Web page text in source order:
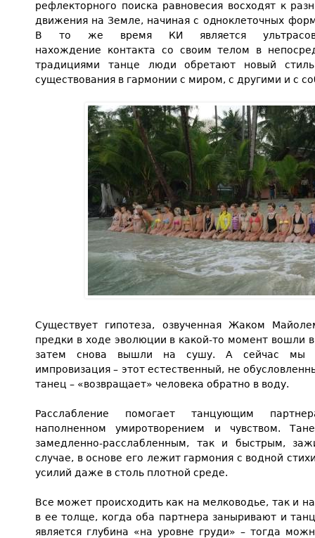
рефлекторного поиска равновесия восходят к
движения на Земле, начиная с одноклеточных
В то же время КИ является
нахождение контакта со своим телом в
традициями танце люди обретают новый
существования в гармонии с миром, с другими и с
Существует гипотеза, озвученная Жаком
предки в ходе эволюции в какой-то момент вошли
затем снова вышли на сушу. А сейчас мы
импровизация – этот естественный, не
танец – «возвращает» человека обратно в воду.
Расслабление помогает танцующим
наполненном умиротворением и чувством.
замедленно-расслабленным, так и быстрым,
случае, в основе его лежит гармония с водной
усилий даже в столь плотной среде.
Все может происходить как на мелководье, так и
в ее толще, когда оба партнера заныривают и
является глубина «на уровне груди» – тогда